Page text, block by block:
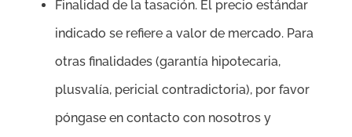
Finalidad de la tasación. El precio estándar
indicado se refiere a valor de mercado. Para
otras finalidades (garantía hipotecaria,
plusvalía, pericial contradictoria), por favor
póngase en contacto con nosotros y